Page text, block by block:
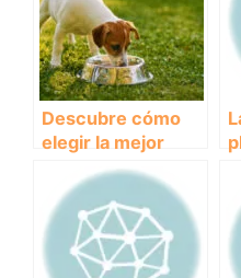
Descubre cómo
elegir la mejor
golosina para
perros